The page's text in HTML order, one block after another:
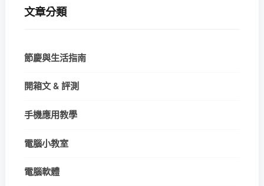
文章分類
節慶與生活指南
開箱文 & 評測
手機應用教學
電腦小教室
電腦軟體